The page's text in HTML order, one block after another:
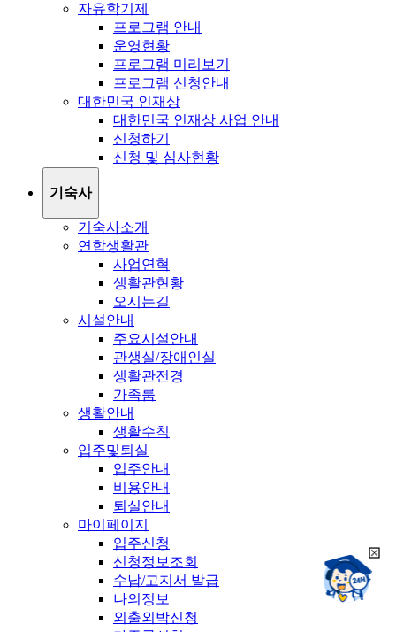
자유학기제
프로그램 안내
운영현황
프로그램 미리보기
프로그램 신청안내
대한민국 인재상
대한민국 인재상 사업 안내
신청하기
신청 및 심사현황
기숙사
기숙사소개
연합생활관
사업연혁
생활관현황
오시는길
시설안내
주요시설안내
관생실/장애인실
생활관전경
가족룸
생활안내
생활수칙
입주및퇴실
입주안내
비용안내
퇴실안내
마이페이지
입주신청
신청정보조회
수납/고지서 발급
나의정보
외출외박신청
챗봇상담:
24시
채팅상담:
9시~18시
희